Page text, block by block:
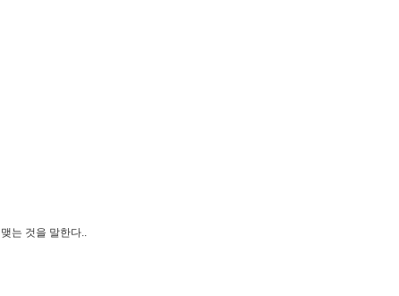
는 것을 말한다..